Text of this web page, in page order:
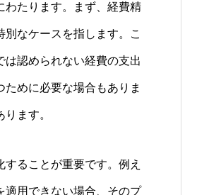
わたります。まず、経費精
なケースを指します。こ
認められない経費の支出
めに必要な場合もありま
ます。
ることが重要です。例え
適用できない場合、そのプ